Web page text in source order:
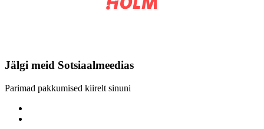
Jälgi meid Sotsiaalmeedias
Parimad pakkumised kiirelt sinuni